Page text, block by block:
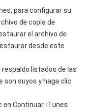
para configurar su
de copia de
el archivo de
desde este
respaldo listados de las
son suyos y haga clic
en Continuar. iTunes